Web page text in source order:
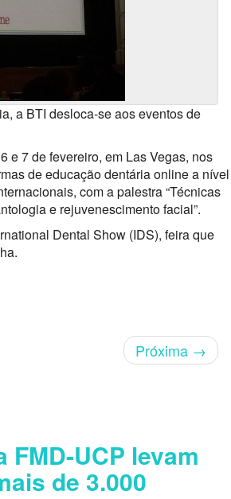
a BTI desloca-se aos eventos de
e 7 de fevereiro, em Las Vegas, nos
de educação dentária online a nível
com a palestra “Técnicas
e rejuvenescimento facial”.
Dental Show (IDS), feira que
Próxima →
FMD-UCP levam
de 3.000